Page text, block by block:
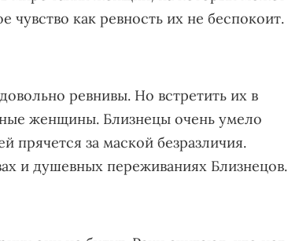
чувство как ревность их не беспокоит.
ревнивы. Но встретить их в
женщины. Близнецы очень умело
прячется за маской безразличия.
и душевных переживаниях Близнецов.